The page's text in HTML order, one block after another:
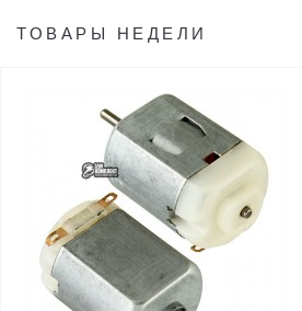
ТОВАРЫ НЕДЕЛИ